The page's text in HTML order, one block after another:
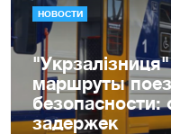
НОВОСТИ
маршруты
безопасности:
задержек